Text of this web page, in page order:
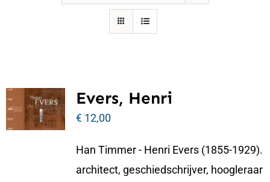
Evers, Henri
€12,00
Han Timmer - Henri Evers (1855-1929).
architect, geschiedschrijver, hoogleraar